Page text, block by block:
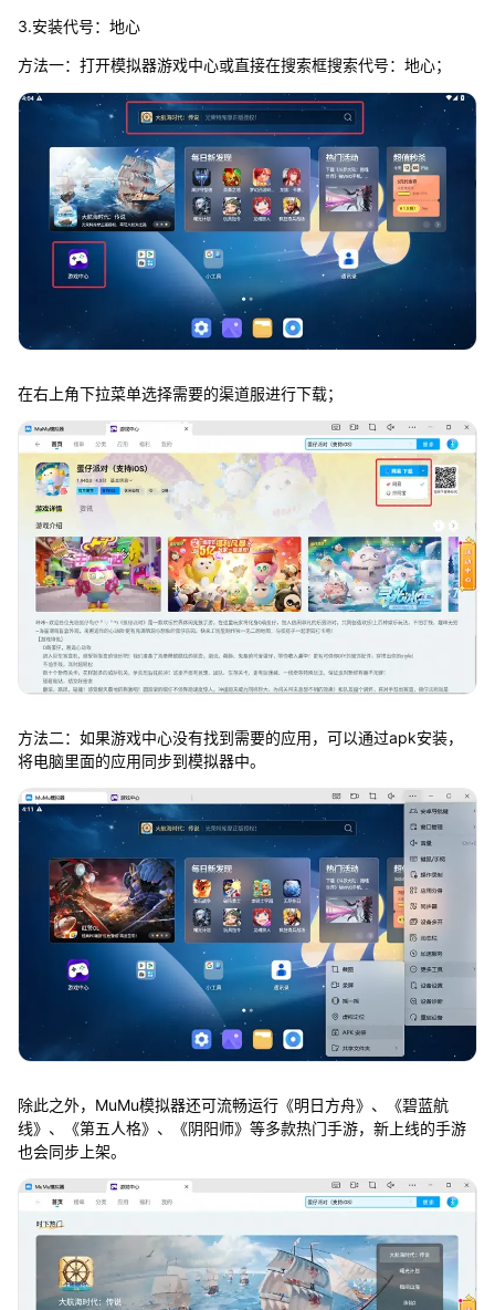
3.安装代号：地心
方法一：打开模拟器游戏中心或直接在搜索框搜索代号：地心；
在右上角下拉菜单选择需要的渠道服进行下载；
方法二：如果游戏中心没有找到需要的应用，可以通过apk安装，
将电脑里面的应用同步到模拟器中。
除此之外，MuMu模拟器还可流畅运行《明日方舟》、《碧蓝航
线》、《第五人格》、《阴阳师》等多款热门手游，新上线的手游
也会同步上架。